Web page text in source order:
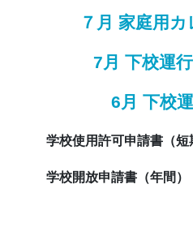
７月 家庭用
7月 下校運
6月 下校
学校使用許可申請書（短
学校開放申請書（年